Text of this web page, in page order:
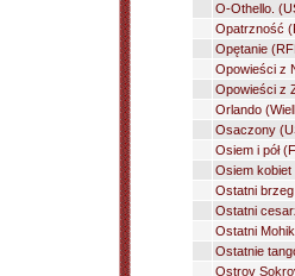
O-Othello.
Opatrzność
Opętanie
Opowieści z
Opowieści z
Orlando
Osaczony
Osiem i pół
Osiem
Ostatni
Ostatni
Ostatni
Ostatnie
Ostrov